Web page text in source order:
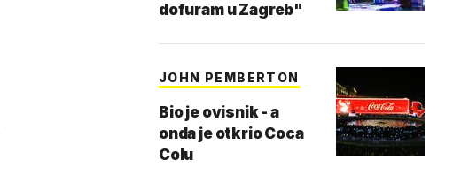
dofuram u Zagreb"
JOHN PEMBERTON
Bio je ovisnik - a
onda je otkrio Coca
Colu